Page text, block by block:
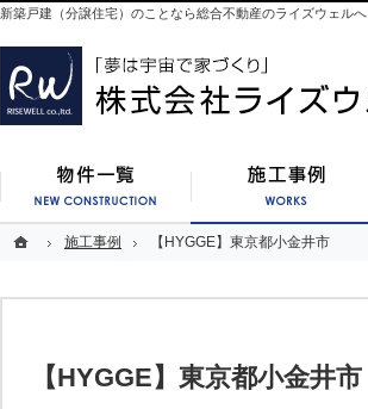
ホーム施工事例 【HYGGE】東京都小金井市
【HYGGE】東京都小金井市
新築戸建（分譲住宅）のことなら総合不動産のライズウェルへ
ホーム施工事例 【HYGGE】東京都小金井市